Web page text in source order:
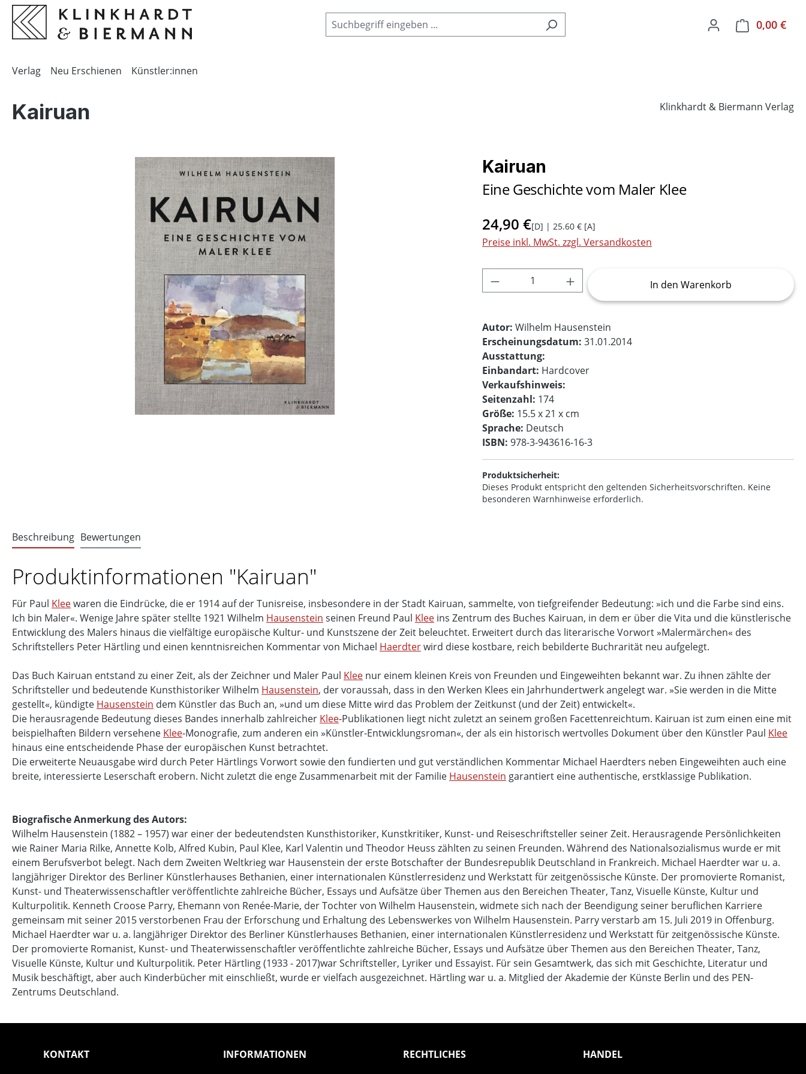
Zur Hauptnavigation springen
0,00 €
Verlag Neu Erschienen Künstler:innen
Kairuan Klinkhardt & Biermann Verlag
Kairuan
Eine Geschichte vom Maler Klee
24,90 €[D] | 25.60 € [A]
Preise inkl. MwSt. zzgl. Versandkosten
Produkt Anzahl: Gib den gewünschten Wert
In den Warenkorb
Autor: Wilhelm Hausenstein
Erscheinungsdatum: 31.01.2014
Ausstattung:
Einbandart: Hardcover
Verkaufshinweis:
Seitenzahl: 174
Größe: 15.5 x 21 x cm
Sprache: Deutsch
ISBN: 978-3-943616-16-3
Produktsicherheit:
Dieses Produkt entspricht den geltenden Sicherheitsvorschriften. Keine
besonderen Warnhinweise erforderlich.
Beschreibung Bewertungen
Produktinformationen "Kairuan"
Für Paul Kleewaren die Eindrücke, die er 1914 auf der Tunisreise, insbesondere in der Stadt Kairuan, sammelte, von tiefgreifender Bedeutung: »ich und die Farbe sind eins.
Ich bin Maler«. Wenige Jahre später stellte 1921 Wilhelm Hausenstein seinen Freund Paul Klee ins Zentrum des Buches Kairuan, in dem er über die Vita und die künstlerische
Entwicklung des Malers hinaus die vielfältige europäische Kultur- und Kunstszene der Zeit beleuchtet. Erweitert durch das literarische Vorwort »Malermärchen« des
Schriftstellers Peter Härtling und einen kenntnisreichen Kommentar von Michael Haerdterwird diese kostbare, reich bebilderte Buchrarität neu aufgelegt.
Das Buch Kairuan entstand zu einer Zeit, als der Zeichner und Maler Paul Klee nur einem kleinen Kreis von Freunden und Eingeweihten bekannt war. Zu ihnen zählte der
Schriftsteller und bedeutende Kunsthistoriker Wilhelm Hausenstein, der voraussah, dass in den Werken Klees ein Jahrhundertwerk angelegt war. »Sie werden in die Mitte
gestellt«, kündigte Hausenstein dem Künstler das Buch an, »und um diese Mitte wird das Problem der Zeitkunst (und der Zeit) entwickelt«.
Die herausragende Bedeutung dieses Bandes innerhalb zahlreicher Klee-Publikationen liegt nicht zuletzt an seinem großen Facettenreichtum. Kairuan ist zum einen eine mit
beispielhaften Bildern versehene Klee-Monografie, zum anderen ein »Künstler-Entwicklungsroman«, der als ein historisch wertvolles Dokument über den Künstler Paul Klee
hinaus eine entscheidende Phase der europäischen Kunst betrachtet.
Die erweiterte Neuausgabe wird durch Peter Härtlings Vorwort sowie den fundierten und gut verständlichen Kommentar Michael Haerdters neben Eingeweihten auch eine
breite, interessierte Leserschaft erobern. Nicht zuletzt die enge Zusammenarbeit mit der Familie Hausenstein garantiert eine authentische, erstklassige Publikation.
Biografische Anmerkung des Autors:
Wilhelm Hausenstein (1882 – 1957) war einer der bedeutendsten Kunsthistoriker, Kunstkritiker, Kunst- und Reiseschriftsteller seiner Zeit. Herausragende Persönlichkeiten
wie Rainer Maria Rilke, Annette Kolb, Alfred Kubin, Paul Klee, Karl Valentin und Theodor Heuss zählten zu seinen Freunden. Während des Nationalsozialismus wurde er mit
einem Berufsverbot belegt. Nach dem Zweiten Weltkrieg war Hausenstein der erste Botschafter der Bundesrepublik Deutschland in Frankreich. Michael Haerdter war u. a.
langjähriger Direktor des Berliner Künstlerhauses Bethanien, einer internationalen Künstlerresidenz und Werkstatt für zeitgenössische Künste. Der promovierte Romanist,
Kunst- und Theaterwissenschaftler veröffentlichte zahlreiche Bücher, Essays und Aufsätze über Themen aus den Bereichen Theater, Tanz, Visuelle Künste, Kultur und
Kulturpolitik. Kenneth Croose Parry, Ehemann von Renée-Marie, der Tochter von Wilhelm Hausenstein, widmete sich nach der Beendigung seiner beruflichen Karriere
gemeinsam mit seiner 2015 verstorbenen Frau der Erforschung und Erhaltung des Lebenswerkes von Wilhelm Hausenstein. Parry verstarb am 15. Juli 2019 in Offenburg.
Michael Haerdter war u. a. langjähriger Direktor des Berliner Künstlerhauses Bethanien, einer internationalen Künstlerresidenz und Werkstatt für zeitgenössische Künste.
Der promovierte Romanist, Kunst- und Theaterwissenschaftler veröffentlichte zahlreiche Bücher, Essays und Aufsätze über Themen aus den Bereichen Theater, Tanz,
Visuelle Künste, Kultur und Kulturpolitik. Peter Härtling (1933 - 2017)war Schriftsteller, Lyriker und Essayist. Für sein Gesamtwerk, das sich mit Geschichte, Literatur und
Musik beschäftigt, aber auch Kinderbücher mit einschließt, wurde er vielfach ausgezeichnet. Härtling war u. a. Mitglied der Akademie der Künste Berlin und des PEN-
Zentrums Deutschland.
KONTAKT INFORMATIONEN RECHTLICHES HANDEL